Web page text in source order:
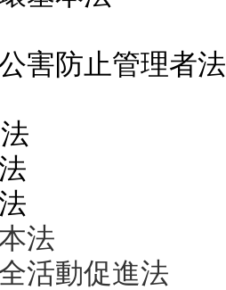
害防止管理者
法
活動促進法